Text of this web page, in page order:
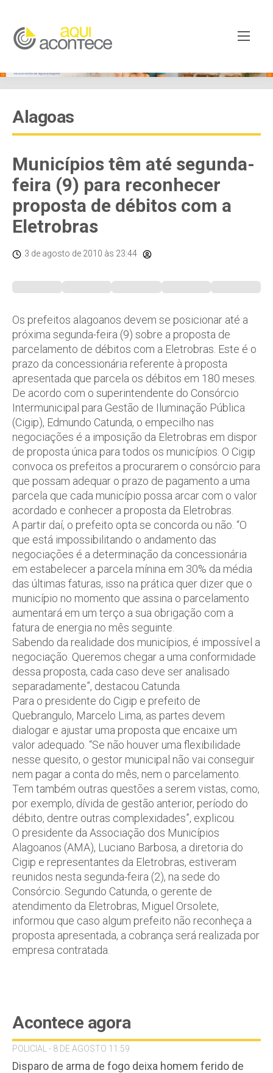
Alagoas
Municípios têm até segunda-
feira (9) para reconhecer
proposta de débitos com a
Eletrobras
3 de agosto de 2010 às 23:44
Os prefeitos alagoanos devem se posicionar até a
próxima segunda-feira (9) sobre a proposta de
parcelamento de débitos com a Eletrobras. Este é o
prazo da concessionária referente à proposta
apresentada que parcela os débitos em 180 meses.
De acordo com o superintendente do Consórcio
Intermunicipal para Gestão de Iluminação Pública
(Cigip), Edmundo Catunda, o empecilho nas
negociações é a imposição da Eletrobras em dispor
de proposta única para todos os municípios. O Cigip
convoca os prefeitos a procurarem o consórcio para
que possam adequar o prazo de pagamento a uma
parcela que cada município possa arcar com o valor
acordado e conhecer a proposta da Eletrobras.
A partir daí, o prefeito opta se concorda ou não. “O
que está impossibilitando o andamento das
negociações é a determinação da concessionária
em estabelecer a parcela mínina em 30% da média
das últimas faturas, isso na prática quer dizer que o
município no momento que assina o parcelamento
aumentará em um terço a sua obrigação com a
fatura de energia no mês seguinte.
Sabendo da realidade dos municípios, é impossível a
negociação. Queremos chegar a uma conformidade
dessa proposta, cada caso deve ser analisado
separadamente”, destacou Catunda.
Para o presidente do Cigip e prefeito de
Quebrangulo, Marcelo Lima, as partes devem
dialogar e ajustar uma proposta que encaixe um
valor adequado. “Se não houver uma flexibilidade
nesse quesito, o gestor municipal não vai conseguir
nem pagar a conta do mês, nem o parcelamento.
Tem também outras questões a serem vistas, como,
por exemplo, dívida de gestão anterior, período do
débito, dentre outras complexidades”, explicou.
O presidente da Associação dos Municípios
Alagoanos (AMA), Luciano Barbosa, a diretoria do
Cigip e representantes da Eletrobras, estiveram
reunidos nesta segunda-feira (2), na sede do
Consórcio. Segundo Catunda, o gerente de
atendimento da Eletrobras, Miguel Orsolete,
informou que caso algum prefeito não reconheça a
proposta apresentada, a cobrança será realizada por
empresa contratada.
Acontece agora
POLICIAL - 8 DE AGOSTO 11:59
Disparo de arma de fogo deixa homem ferido de